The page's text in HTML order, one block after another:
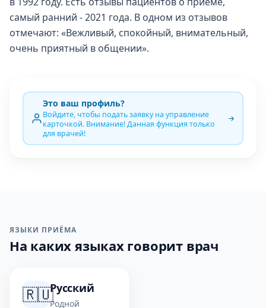
самый ранний - 2021 года. В одном из отзывов
отмечают: «Вежливый, спокойный, внимательный,
очень приятный в общении».
Это ваш профиль?
Войдите, чтобы подать заявку на управление
карточкой. Внимание! Данная функция только
для врачей!
ЯЗЫКИ ПРИЁМА
На каких языках говорит врач
🇷🇺Русский
Родной